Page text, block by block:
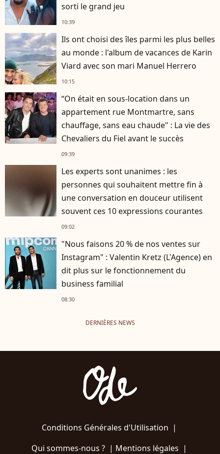
sorti le grand jeu
10:39
Ils ont choisi des îles parmi les plus belles
au monde : l'album de vacances de Karin
Viard avec son mari Manuel Herrero
10:15
“On était en sous-location dans un
appartement rue Montmartre, sans
chauffage, sans eau chaude" : La vie des
Chevaliers du Fiel avant le succès
09:39
Les experts sont unanimes : les
personnes qui souhaitent mettre fin à
une conversation en douceur utilisent
souvent ces 10 expressions courantes
09:02
"Nous faisons 20 % de nos ventes sur
Instagram" : Valentin Kretz (L'Agence) en
dit plus sur le fonctionnement du
business familial
08:30
DERNIÈRES NEWS
Conditions Générales d'Utilisation |
Qui sommes-nous ?| Mentions légales |